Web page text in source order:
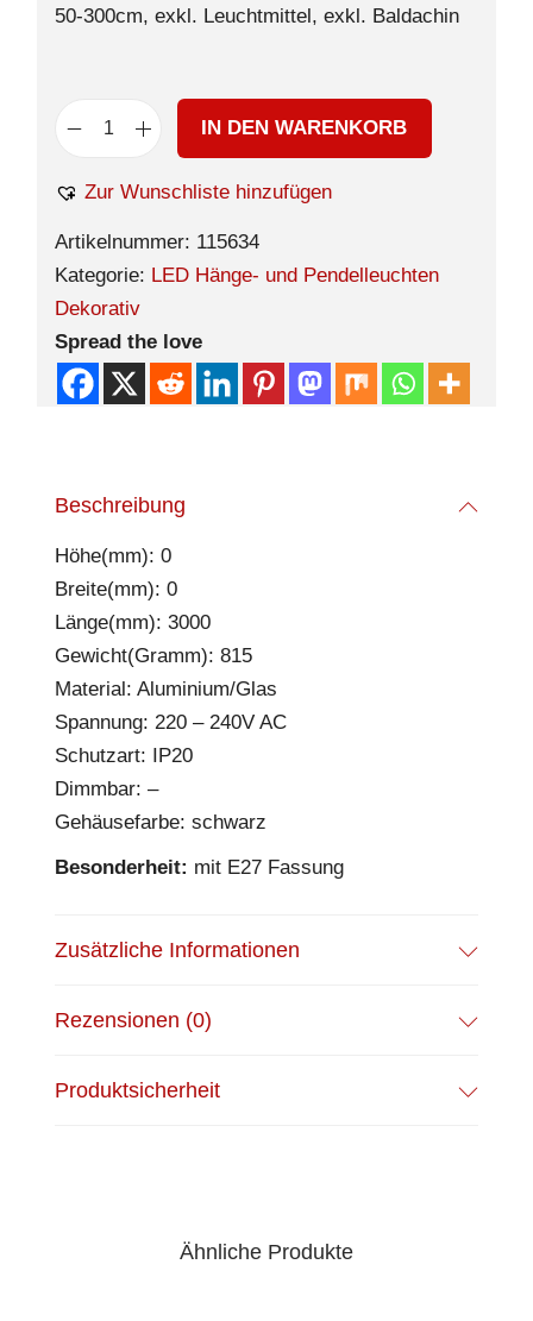
50-300cm, exkl. Leuchtmittel, exkl. Baldachin
IN DEN WARENKORB
Zur Wunschliste hinzufügen
Artikelnummer: 115634
Kategorie: LED Hänge- und Pendelleuchten
Dekorativ
Spread the love
Beschreibung
Höhe(mm): 0
Breite(mm): 0
Länge(mm): 3000
Gewicht(Gramm): 815
Material: Aluminium/Glas
Spannung: 220 – 240V AC
Schutzart: IP20
Dimmbar: –
Gehäusefarbe: schwarz
Besonderheit: mit E27 Fassung
Zusätzliche Informationen
Rezensionen (0)
Produktsicherheit
Ähnliche Produkte